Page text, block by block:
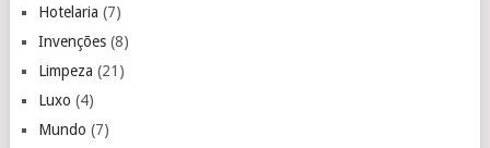
Hotelaria (7)
Invenções(8)
Limpeza (21)
Luxo (4)
Mundo (7)